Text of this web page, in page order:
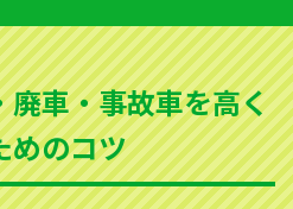
不動車、乗らなくなってし
かすことができない車でも
に独自の販売ネットワーク
、自社ヤードをもっている
廃車・事故車を高く
めのコツ